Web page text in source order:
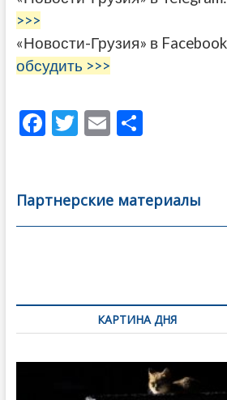
>>>
«Новости-Грузия» в
обсудить >>>
F
b
o
T
er
E
l
О
а
в
Партнерские материалы
по
записямКАРТИНА ДНЯ